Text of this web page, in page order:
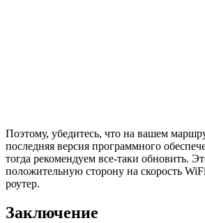
Поэтому, убедитесь, что на вашем
последняя версия программного
тогда рекомендуем все-таки обновить.
положительную сторону на скорость
роутер.
Заключение